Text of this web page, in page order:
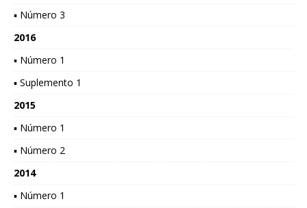
▪ Número 3
2016
▪ Número 1
▪ Suplemento 1
2015
▪ Número 1
▪ Número 2
2014
▪ Número 1